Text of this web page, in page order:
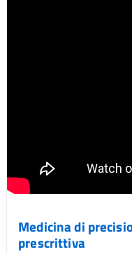
Medicina di
prescrittiva